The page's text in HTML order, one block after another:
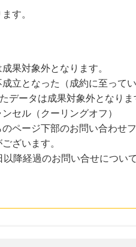
す。
果対象外となります。
立となった（成約に至ってい
データは成果対象外となりま
セル（クーリングオフ）
ページ下部のお問い合わせ
ざいます。
降経過のお問い合せについ